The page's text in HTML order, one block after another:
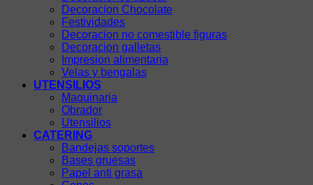
Decoracion Chocolate
Festividades
Decoracion no comestible figuras
Decoracion galletas
Impresion alimentaria
Velas y bengalas
UTENSILIOS
Maquinaria
Obrador
Utensilios
CATERING
Bandejas soportes
Bases gruesas
Papel anti grasa